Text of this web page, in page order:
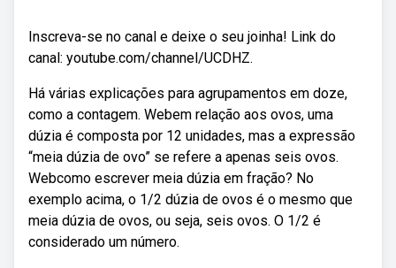
Inscreva-se no canal e deixe o seu joinha! Link do
canal: youtube.com/channel/UCDHZ.
Há várias explicações para agrupamentos em doze,
como a contagem. Webem relação aos ovos, uma
dúzia é composta por 12 unidades, mas a expressão
“meia dúzia de ovo” se refere a apenas seis ovos.
Webcomo escrever meia dúzia em fração? No
exemplo acima, o 1/2 dúzia de ovos é o mesmo que
meia dúzia de ovos, ou seja, seis ovos. O 1/2 é
considerado um número.